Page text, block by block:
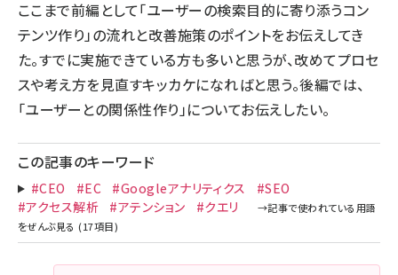
ここまで前編として「ユーザーの検索目的に寄り添うコン
テンツ作り」の流れと改善施策のポイントをお伝えしてき
た。すでに実施できている方も多いと思うが、改めてプロセ
スや考え方を見直すキッカケになればと思う。後編では、
「ユーザーとの関係性作り」についてお伝えしたい。
この記事のキーワード
#CEO #EC #Googleアナリティクス
#SEO
#アクセス解析
#アテンション #クエリ